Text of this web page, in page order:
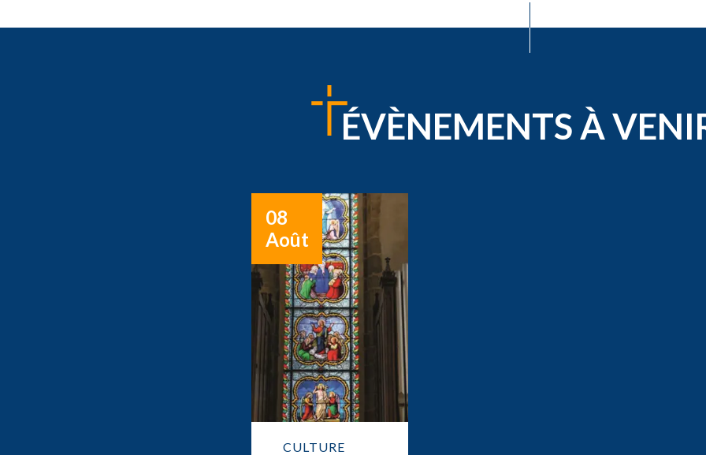
ÉVÈNEMENTS À
08
Août
CULTURE